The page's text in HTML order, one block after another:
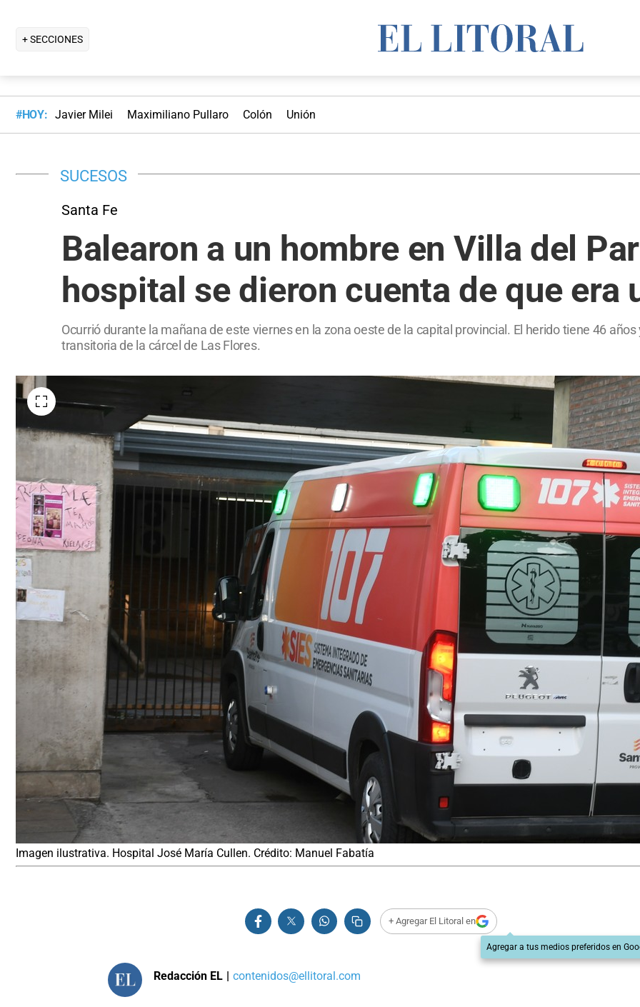
+ SECCIONES
#HOY: Javier Milei Maximiliano Pullaro Colón Unión
SUCESOS
Santa Fe
Balearon a un hombre en Villa del
hospital se dieron cuenta de que era
Ocurrió durante la mañana de este viernes en la zona oeste de la capital provincial. El herido tiene 46
transitoria de la cárcel de Las Flores.
Imagen ilustrativa. Hospital José María Cullen. Crédito: Manuel Fabatía
+ Agregar El Litoral en
Agregar a tus medios preferidos en
Redacción EL | contenidos@ellitoral.com